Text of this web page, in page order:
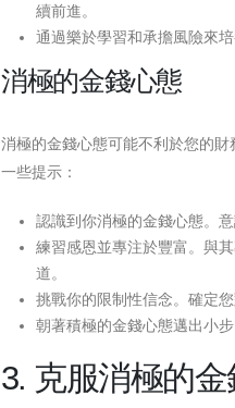
續前進。
通過樂於學習和承擔風險來
消極的金錢心態
消極的金錢心態可能不利於您的
一些提示：
認識到你消極的金錢心態。
練習感恩並專注於豐富。與
道。
挑戰你的限制性信念。確定
朝著積極的金錢心態邁出小
3. 克服消極的